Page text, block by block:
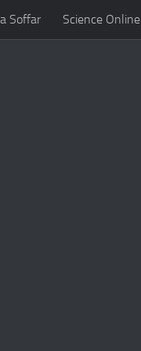
Soffar Science Online